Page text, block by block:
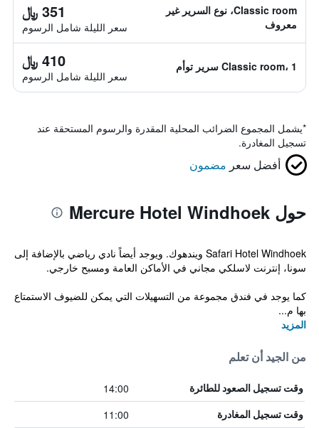
Classic room، نوع السرير غير
معروف
351 ﷼
سعر الليلة شامل الرسوم
Classic room، 1 سرير توأم 410 ﷼
سعر الليلة شامل الرسوم
*يشمل المجموع الضرائب المحلية المقدرة والرسوم المستحقة عند
تسجيل المغادرة.
أفضل سعر مضمون
حول Mercure Hotel Windhoek
Safari Hotel Windhoek ويندهوك. ويوجد أيضاً نادي رياضي بالإضافة إلى
سونا، إنترنت لاسلكي مجاني في الأماكن العامة ومسبح خارجي.
كما يوجد في فندق مجموعة من التسهيلات التي يمكن للضيوف الاستمتاع
بها م...
المزيد
من الجيد أن تعلم
وقت تسجيل الصعود للطائرة 14:00
وقت تسجيل المغادرة 11:00